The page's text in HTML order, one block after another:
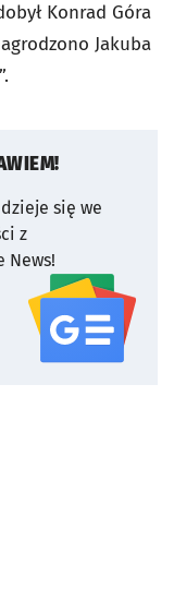
Konrad Góra
Jakuba
się we
z
News!
serwisu